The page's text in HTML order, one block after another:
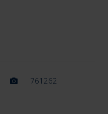
761262